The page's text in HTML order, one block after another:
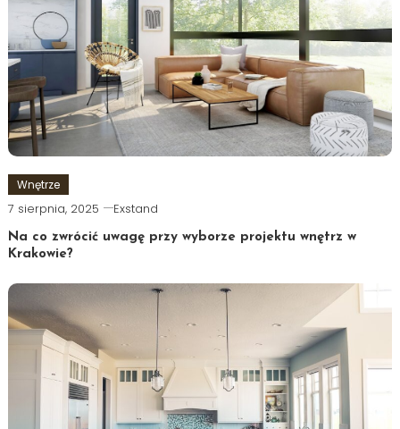
Wnętrze
7 sierpnia, 2025 Exstand
Na co zwrócić uwagę przy wyborze projektu wnętrz w
Krakowie?